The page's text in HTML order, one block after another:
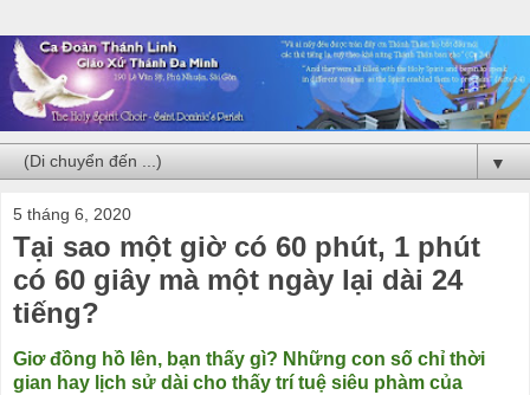
▼
5 tháng 6, 2020
Tại sao một giờ có 60 phút, 1 phút
có 60 giây mà một ngày lại dài 24
tiếng?
Giơ đồng hồ lên, bạn thấy gì? Những con số chỉ thời
gian hay lịch sử dài cho thấy trí tuệ siêu phàm của